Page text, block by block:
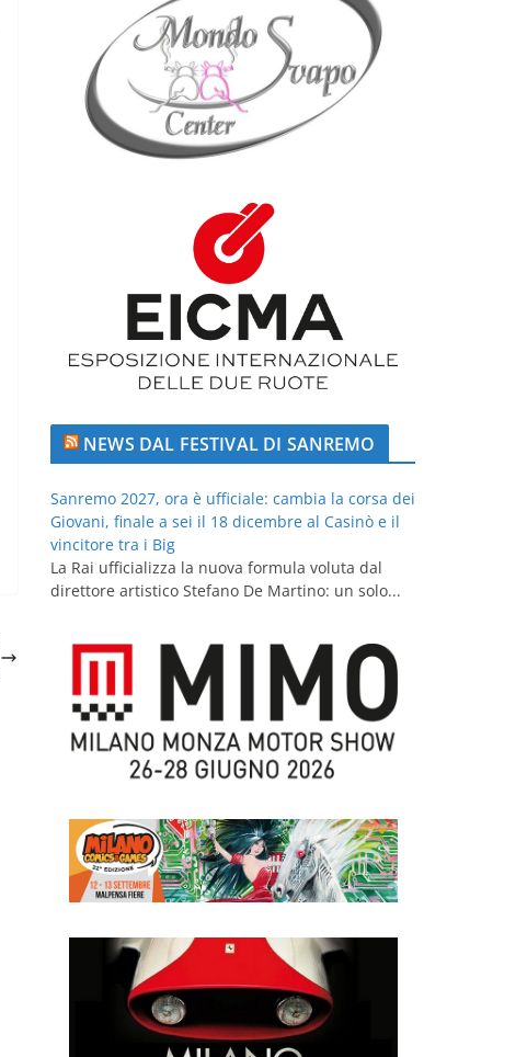
NEWS DAL FESTIVAL DI SANREMO
Sanremo 2027, ora è ufficiale: cambia la corsa dei
Giovani, finale a sei il 18 dicembre al Casinò e il
vincitore tra i Big
La Rai ufficializza la nuova formula voluta dal
direttore artistico Stefano De Martino: un solo...